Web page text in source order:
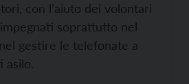
con l’aiuto dei volontari
soprattutto nel
gestire le telefonate a
asilo.